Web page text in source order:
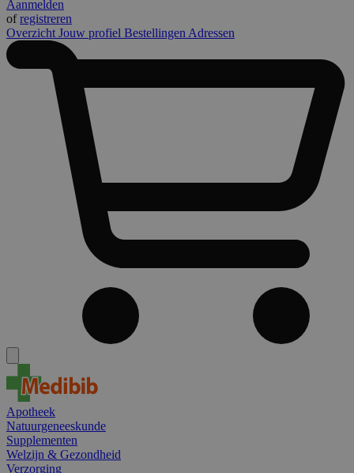
Aanmelden
ofregistreren
Overzicht Jouw profiel Bestellingen Adressen
Apotheek
Natuurgeneeskunde
Supplementen
Welzijn & Gezondheid
Verzorging